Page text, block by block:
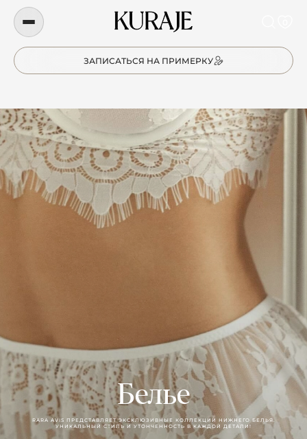
ЗАПИСАТЬСЯ НА ПРИМЕРКУ
Белье
RARA AVIS ПРЕДСТАВЛЯЕТ ЭКСКЛЮЗИВНЫЕ КОЛЛЕКЦИИ НИЖНЕГО БЕЛЬЯ.
УНИКАЛЬНЫЙ СТИЛЬ И УТОНЧЕННОСТЬ В КАЖДОЙ ДЕТАЛИ!